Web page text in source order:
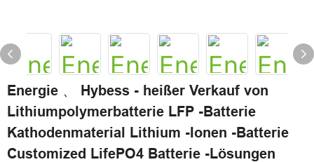
Energie 、 Hybess - heißer Verkauf von
Lithiumpolymerbatterie LFP -Batterie
Kathodenmaterial Lithium -Ionen -Batterie
Customized LifePO4 Batterie -Lösungen